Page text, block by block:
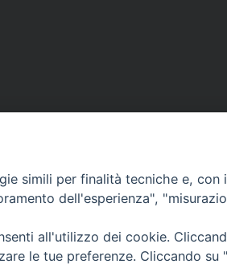
Ufficio
simili per finalità tecniche e,
dell'esperienza",
all'utilizzo dei cookie.
le tue preferenze. Cliccando